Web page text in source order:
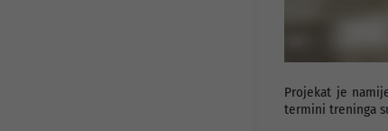
Projekat je
termini treninga